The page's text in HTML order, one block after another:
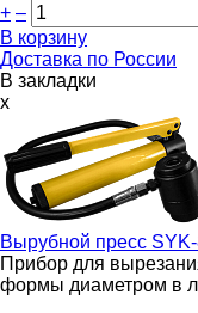
+ –
В корзину
Доставка по России
В закладки
x
Вырубной пресс
Прибор для
формы диаметром в